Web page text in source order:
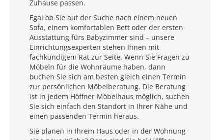
Zuhause passen.
Egal ob Sie auf der Suche nach einem neuen
Sofa, einem komfortablen Bett oder der ersten
Ausstattung fürs Babyzimmer sind – unsere
Einrichtungsexperten stehen Ihnen mit
fachkundigem Rat zur Seite. Wenn Sie Fragen zu
Möbeln für die Wohnräume haben, dann
buchen Sie sich am besten gleich einen Termin
zur persönlichen Möbelberatung. Die Beratung
ist in jedem Höffner Möbelhaus möglich, suchen
Sie sich einfach den Standort in Ihrer Nähe und
einen passenden Termin heraus.
Sie planen in Ihrem Haus oder in der Wohnung